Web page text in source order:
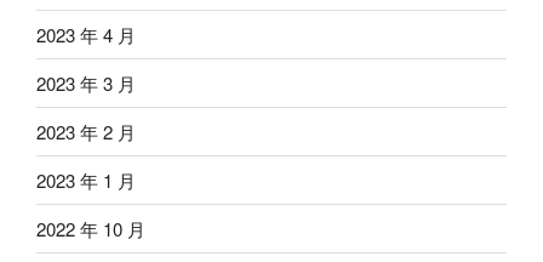
2023 年 4 月
2023 年 3 月
2023 年 2 月
2023 年 1 月
2022 年 10 月